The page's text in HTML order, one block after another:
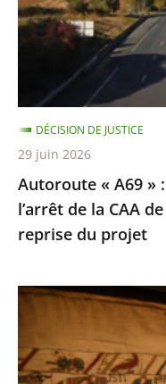
Le
Conseil
confirme
l’arrêt
de
la
CAA
de
Toulouse
la
reprise
projet
Autoroute « A69 »
l’arrêt de la CAA
reprise du projet
DÉCISION DE JUSTICE
29 juin 2026
Prêt
la
Tapisserie